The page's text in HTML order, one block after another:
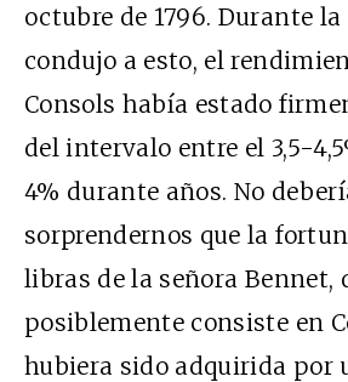
octubre de 1796. Durante la
condujo a esto, el
Consols había estado
del intervalo entre el 3,5-
4% durante años. No
sorprendernos que la
libras de la señora Bennet,
posiblemente consiste en
hubiera sido adquirida por